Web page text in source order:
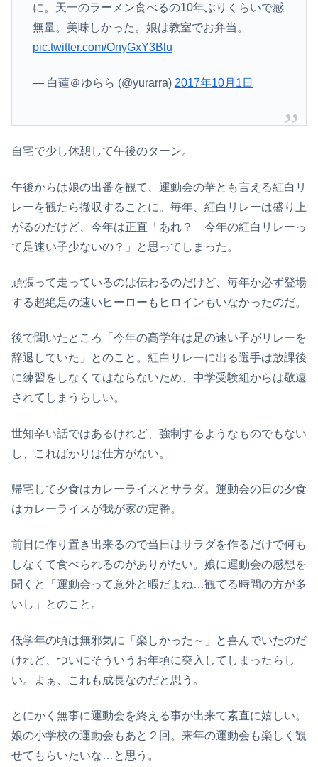
に。天一のラーメン食べるの10年ぶりくらいで感
無量。美味しかった。娘は教室でお弁当。
pic.twitter.com/OnyGxY3Blu
— 白蓮＠ゆらら (@yurarra) 2017年10月1日
自宅で少し休憩して午後のターン。
午後からは娘の出番を観て、運動会の華とも言える紅白リ
レーを観たら撤収することに。毎年、紅白リレーは盛り上
がるのだけど、今年は正直「あれ？ 今年の紅白リレーっ
て足速い子少ないの？」と思ってしまった。
頑張って走っているのは伝わるのだけど、毎年か必ず登場
する超絶足の速いヒーローもヒロインもいなかったのだ。
後で聞いたところ「今年の高学年は足の速い子がリレーを
辞退していた」とのこと。紅白リレーに出る選手は放課後
に練習をしなくてはならないため、中学受験組からは敬遠
されてしまうらしい。
世知辛い話ではあるけれど、強制するようなものでもない
し、こればかりは仕方がない。
帰宅して夕食はカレーライスとサラダ。運動会の日の夕食
はカレーライスが我が家の定番。
前日に作り置き出来るので当日はサラダを作るだけで何も
しなくて食べられるのがありがたい。娘に運動会の感想を
聞くと「運動会って意外と暇だよね…観てる時間の方が多
いし」とのこと。
低学年の頃は無邪気に「楽しかった～」と喜んでいたのだ
けれど、ついにそういうお年頃に突入してしまったらし
い。まぁ、これも成長なのだと思う。
とにかく無事に運動会を終える事が出来て素直に嬉しい。
娘の小学校の運動会もあと２回。来年の運動会も楽しく観
せてもらいたいな…と思う。